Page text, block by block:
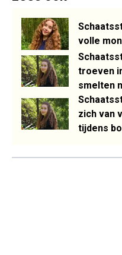
volle
troeven
smelten
zich van
tijdens